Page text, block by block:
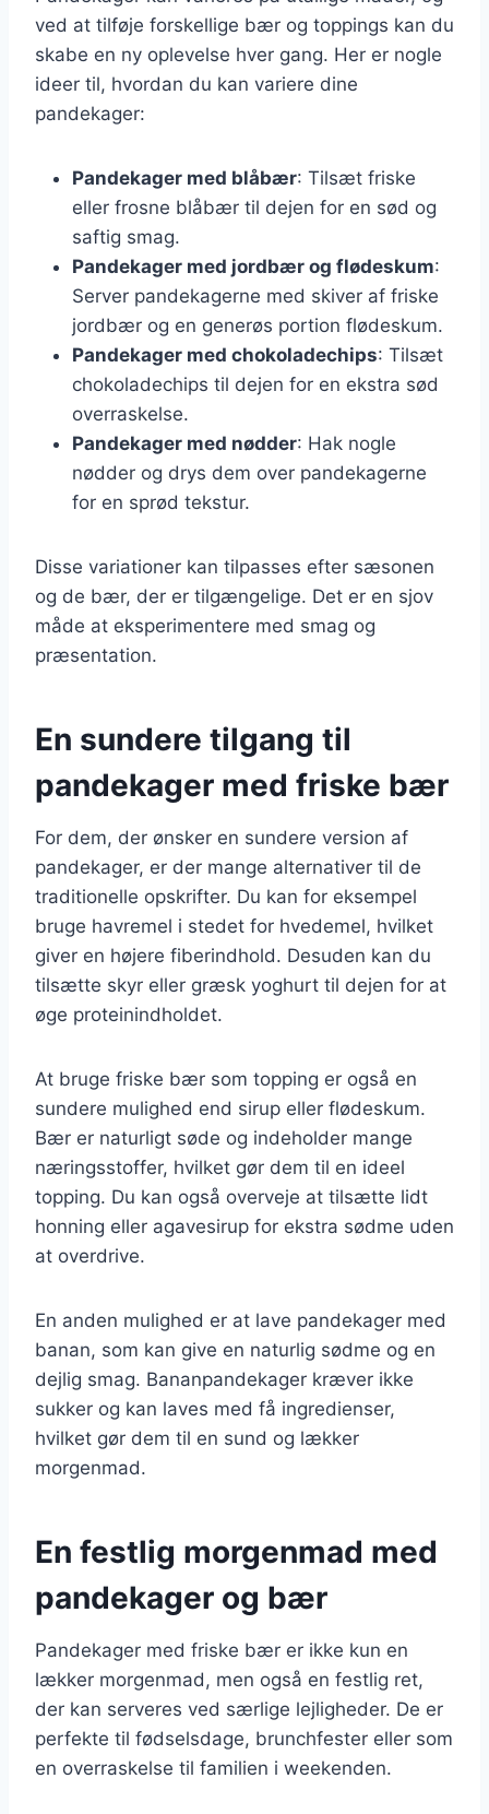
ved at tilføje forskellige bær og toppings kan du
skabe en ny oplevelse hver gang. Her er nogle
ideer til, hvordan du kan variere dine
pandekager:
Pandekager med blåbær: Tilsæt friske
eller frosne blåbær til dejen for en sød og
saftig smag.
Pandekager med jordbær og flødeskum:
Server pandekagerne med skiver af friske
jordbær og en generøs portion flødeskum.
Pandekager med chokoladechips: Tilsæt
chokoladechips til dejen for en ekstra sød
overraskelse.
Pandekager med nødder: Hak nogle
nødder og drys dem over pandekagerne
for en sprød tekstur.
Disse variationer kan tilpasses efter sæsonen
og de bær, der er tilgængelige. Det er en sjov
måde at eksperimentere med smag og
præsentation.
En sundere tilgang til
pandekager med friske bær
For dem, der ønsker en sundere version af
pandekager, er der mange alternativer til de
traditionelle opskrifter. Du kan for eksempel
bruge havremel i stedet for hvedemel, hvilket
giver en højere fiberindhold. Desuden kan du
tilsætte skyr eller græsk yoghurt til dejen for at
øge proteinindholdet.
At bruge friske bær som topping er også en
sundere mulighed end sirup eller flødeskum.
Bær er naturligt søde og indeholder mange
næringsstoffer, hvilket gør dem til en ideel
topping. Du kan også overveje at tilsætte lidt
honning eller agavesirup for ekstra sødme uden
at overdrive.
En anden mulighed er at lave pandekager med
banan, som kan give en naturlig sødme og en
dejlig smag. Bananpandekager kræver ikke
sukker og kan laves med få ingredienser,
hvilket gør dem til en sund og lækker
morgenmad.
En festlig morgenmad med
pandekager og bær
Pandekager med friske bær er ikke kun en
lækker morgenmad, men også en festlig ret,
der kan serveres ved særlige lejligheder. De er
perfekte til fødselsdage, brunchfester eller som
en overraskelse til familien i weekenden.